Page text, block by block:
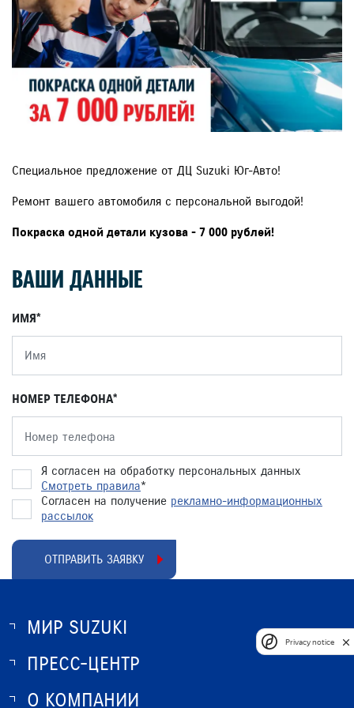
Специальное предложение от ДЦ Suzuki Юг-Авто!
Ремонт вашего автомобиля с персональной выгодой!
Покраска одной детали кузова - 7 000 рублей!
ВАШИ ДАННЫЕ
ИМЯ
НОМЕР ТЕЛЕФОНА
Я согласен на обработку персональных данных
Смотреть правила*
Согласен на получение рекламно-информационных
рассылок
ОТПРАВИТЬ ЗАЯВКУ
МИР SUZUKI
О SUZUKI
ПРЕСС-ЦЕНТР
НОВОСТИ
О КОМПАНИИ
Privacy notice